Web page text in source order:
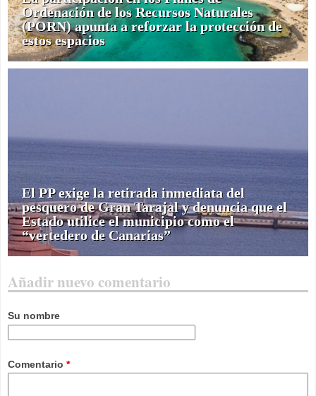
Ordenación de los Recursos Naturales
(PORN) apunta a reforzar la protección de
estos espacios
El PP exige la retirada inmediata del
pesquero de Gran Tarajal y denuncia que el
Estado utilice el municipio como el
“vertedero de Canarias”
Añadir nuevo comentario
Su nombre
Comentario *